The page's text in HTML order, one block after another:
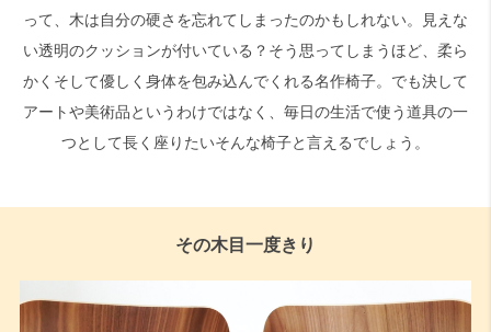
って、木は自分の硬さを忘れてしまったのかもしれない。見えな
い透明のクッションが付いている？そう思ってしまうほど、柔ら
かくそして優しく身体を包み込んでくれる名作椅子。でも決して
アートや美術品というわけではなく、毎日の生活で使う道具の一
つとして長く座りたいそんな椅子と言えるでしょう。
その木目一度きり